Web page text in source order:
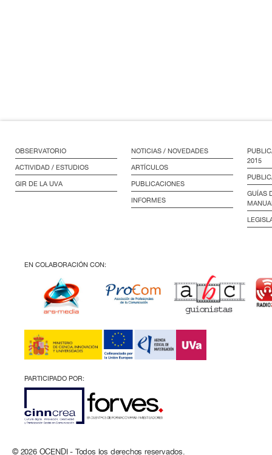
OBSERVATORIO
ACTIVIDAD / ESTUDIOS
GIR DE LA UVA
NOTICIAS / NOVEDADES
ARTÍCULOS
PUBLICACIONES
INFORMES
2015
GUÍAS
EN COLABORACIÓN CON:
PARTICIPADO POR:
© 2026 OCENDI - Todos los derechos reservados.